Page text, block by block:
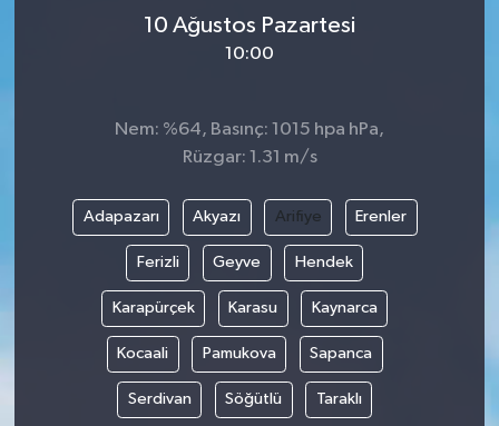
10 Ağustos Pazartesi
10:00
Nem: %64, Basınç: 1015 hpa hPa,
Rüzgar: 1.31 m/s
Adapazarı Akyazı Arifiye Erenler
Ferizli Geyve Hendek
Karapürçek Karasu Kaynarca
Kocaali Pamukova Sapanca
Serdivan Söğütlü Taraklı